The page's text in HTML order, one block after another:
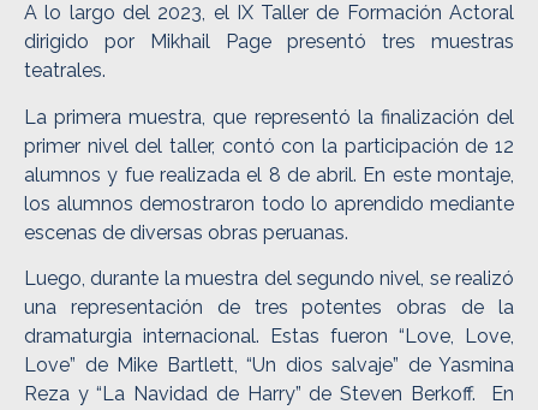
A lo largo del 2023, el IX Taller de Formación Actoral
dirigido por Mikhail Page presentó tres muestras
teatrales.
La primera muestra, que representó la finalización del
primer nivel del taller, contó con la participación de 12
alumnos y fue realizada el 8 de abril. En este montaje,
los alumnos demostraron todo lo aprendido mediante
escenas de diversas obras peruanas.
Luego, durante la muestra del segundo nivel, se realizó
una representación de tres potentes obras de la
dramaturgia internacional. Estas fueron “Love, Love,
Love” de Mike Bartlett, “Un dios salvaje” de Yasmina
Reza y “La Navidad de Harry” de Steven Berkoff. En